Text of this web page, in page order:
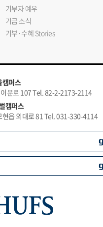
기부자 예우
기금 소식
기부·수혜 Stories
캠퍼스
문로 107 Tel. 82-2-2173-2114
캠퍼스
현읍 외대로 81 Tel. 031-330-4114